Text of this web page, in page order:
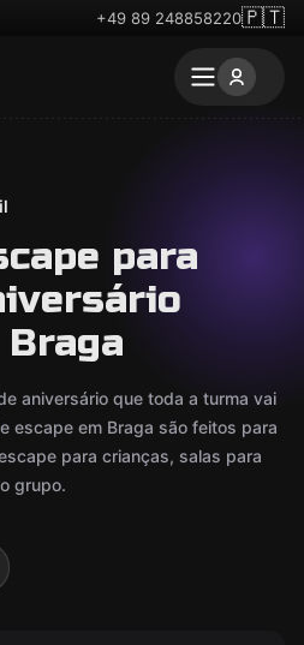
+49 89 248858220🇵🇹
para
aniversário que toda a turma vai
escape em Braga são feitos para
para crianças, salas para
grupo.